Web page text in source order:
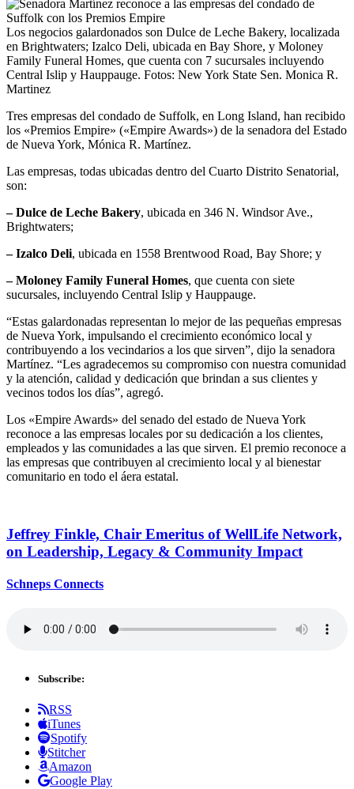
Los negocios galardonados son Dulce de Leche Bakery, localizada
en Brightwaters; Izalco Deli, ubicada en Bay Shore, y Moloney
Family Funeral Homes, que cuenta con 7 sucursales incluyendo
Central Islip y Hauppauge. Fotos: New York State Sen. Monica R.
Martinez
Tres empresas del condado de Suffolk, en Long Island, han recibido
los «Premios Empire» («Empire Awards») de la senadora del Estado
de Nueva York, Mónica R. Martínez.
Las empresas, todas ubicadas dentro del Cuarto Distrito Senatorial,
son:
– Dulce de Leche Bakery, ubicada en 346 N. Windsor Ave.,
Brightwaters;
– Izalco Deli, ubicada en 1558 Brentwood Road, Bay Shore; y
– Moloney Family Funeral Homes, que cuenta con siete
sucursales, incluyendo Central Islip y Hauppauge.
“Estas galardonadas representan lo mejor de las pequeñas empresas
de Nueva York, impulsando el crecimiento económico local y
contribuyendo a los vecindarios a los que sirven”, dijo la senadora
Martínez. “Les agradecemos su compromiso con nuestra comunidad
y la atención, calidad y dedicación que brindan a sus clientes y
vecinos todos los días”, agregó.
Los «Empire Awards» del senado del estado de Nueva York
reconoce a las empresas locales por su dedicación a los clientes,
empleados y las comunidades a las que sirven. El premio reconoce a
las empresas que contribuyen al crecimiento local y al bienestar
comunitario en todo el áera estatal.
Jeffrey Finkle, Chair Emeritus of WellLife Network,
on Leadership, Legacy & Community Impact
Schneps Connects
Subscribe:
RSS
iTunes
Spotify
Stitcher
Amazon
Google Play